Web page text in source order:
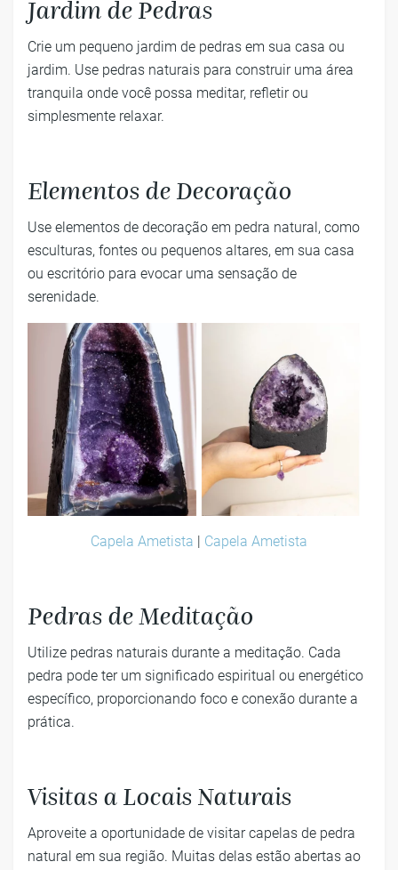
Jardim de Pedras
Crie um pequeno jardim de pedras em sua casa ou
jardim. Use pedras naturais para construir uma área
tranquila onde você possa meditar, refletir ou
simplesmente relaxar.
Elementos de Decoração
Use elementos de decoração em pedra natural, como
esculturas, fontes ou pequenos altares, em sua casa
ou escritório para evocar uma sensação de
serenidade.
Capela Ametista Capela Ametista
Pedras de Meditação
Utilize pedras naturais durante a meditação. Cada
pedra pode ter um significado espiritual ou energético
específico, proporcionando foco e conexão durante a
prática.
Visitas a Locais Naturais
Aproveite a oportunidade de visitar capelas de pedra
natural em sua região. Muitas delas estão abertas ao